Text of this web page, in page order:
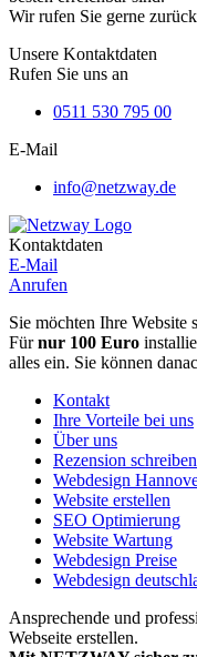
Wir rufen Sie gerne
Unsere Kontaktdaten
Rufen Sie uns an
0511 530 795 00
E-Mail
info@netzway.de
Kontaktdaten
E-Mail
Anrufen
Sie möchten Ihre Website
Fürnur 100 Euro
alles ein. Sie können
Kontakt
Ihre Vorteile bei uns
Über uns
Rezension schreiben
Webdesign
Website erstellen
SEO Optimierung
Website Wartung
Webdesign Preise
Webdesign
Ansprechende und
Webseite erstellen.